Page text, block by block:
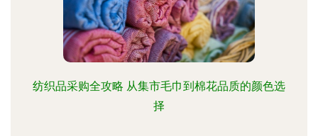
纺织品采购全攻略 从集市毛巾到棉花品质的颜色选
择